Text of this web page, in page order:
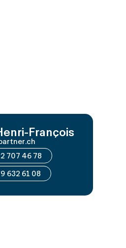
François
707 46 78
632 61 08